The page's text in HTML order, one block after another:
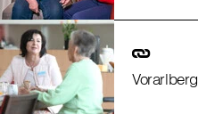
Vorarlberg